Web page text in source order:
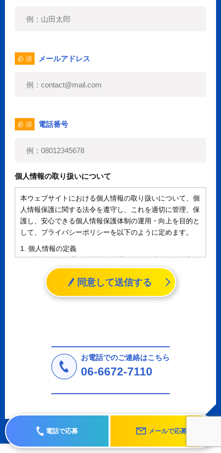
必 須 メールアドレス
必 須 電話番号
個人情報の取り扱いについて
本ウェブサイトにおける個人情報の取り扱いについて、個
人情報保護に関する法令を遵守し、これを適切に管理、保
護し、安心できる個人情報保護体制の運用・向上を目的と
して、プライバシーポリシーを以下のように定めます。
1. 個人情報の定義
個人情報とは、「個人情報の保護に関する法律」に規定さ
れる生存する個人に関する情報であって、氏名、生年月日
その他の記述等により特定の個人を識別することができる
情報（個人識別情報）を指します。
法令により許された場合を除き、個人情報を第三者に提供
しません。
a.応募者等からのお問い合わせに対応・管理するため
b.本ウェブサイトにおけるサービスの提供・運用のため
3. プライバシー尊重
プライバシーを尊重し、収集した個人情報に対し、開示、
同意して送信する
お電話でのご連絡はこちら
06-6672-7110
電話で応募 メールで応募